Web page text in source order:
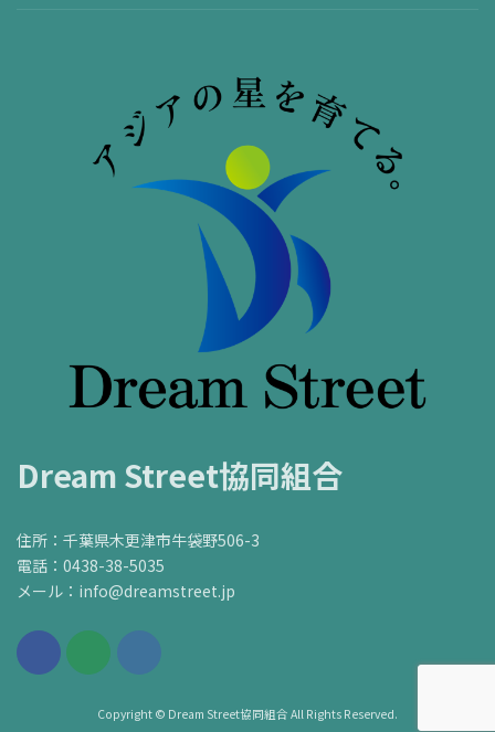
Dream Street協同組合
住所：千葉県木更津市牛袋野506-3
電話：0438-38-5035
メール：info@dreamstreet.jp
Copyright © Dream Street協同組合 All Rights Reserved.